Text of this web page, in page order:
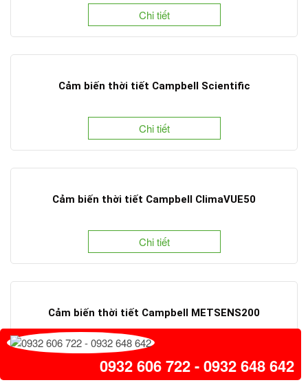
Chi tiết
Cảm biến thời tiết Campbell Scientific
Chi tiết
Cảm biến thời tiết Campbell ClimaVUE50
Chi tiết
Cảm biến thời tiết Campbell METSENS200
0932 606 722 - 0932 648 642